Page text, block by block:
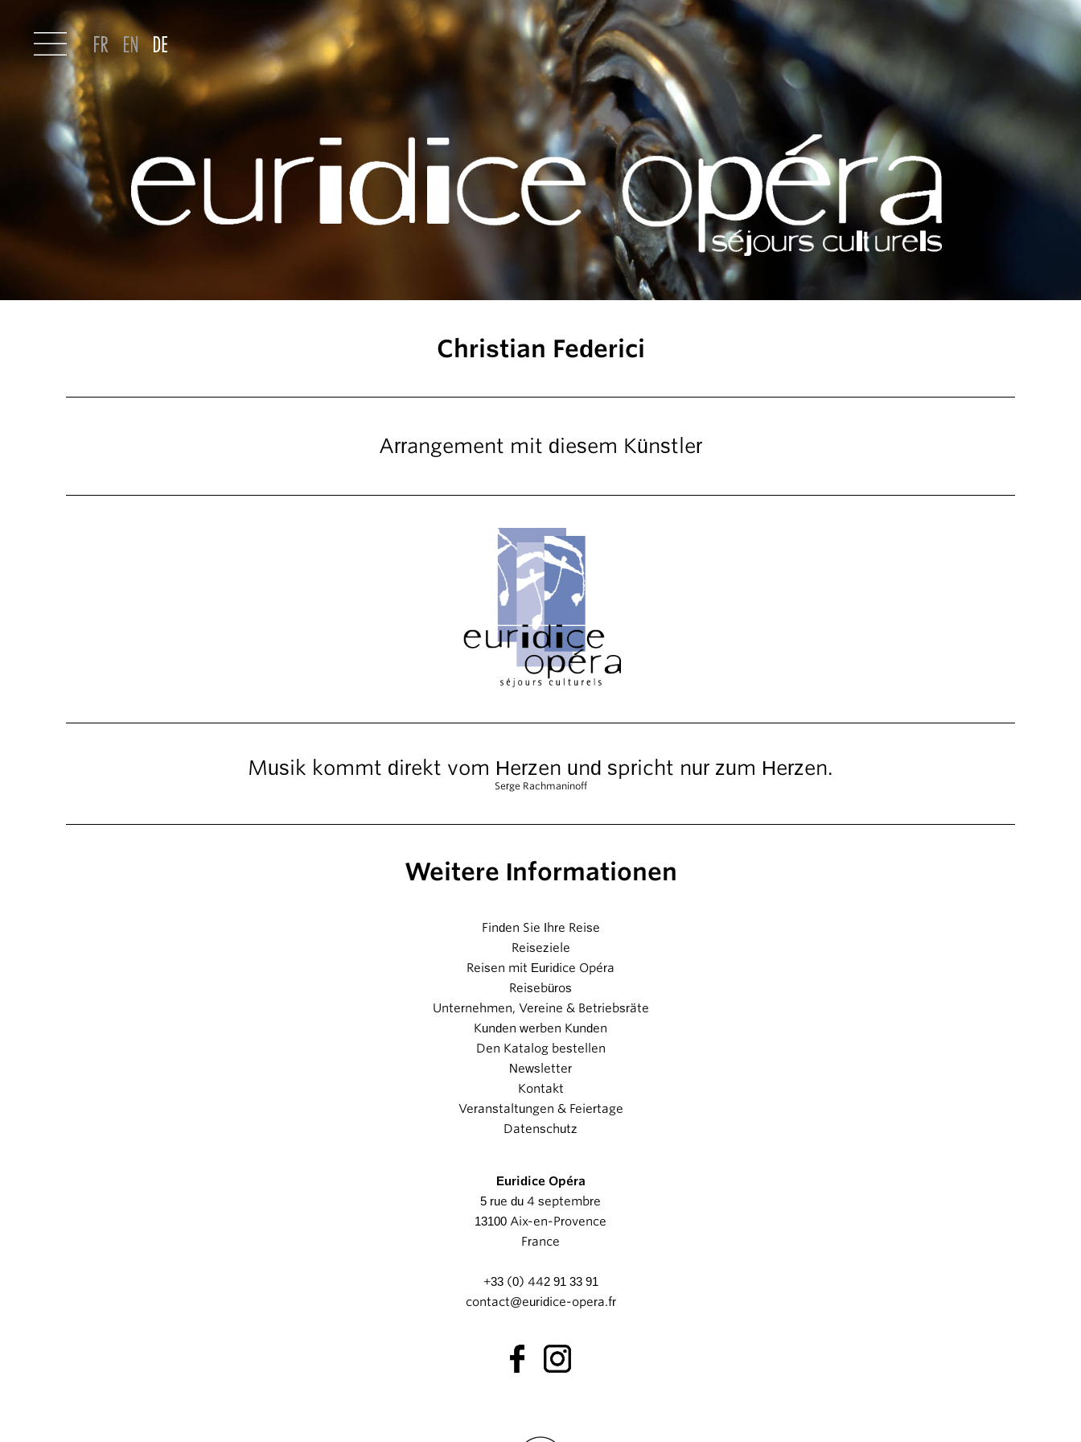
Christian Federici
Arrangement mit diesem Künstler
Musik kommt direkt vom Herzen und spricht nur zum Herzen.
Serge Rachmaninoff
Weitere Informationen
Finden Sie Ihre Reise
Reiseziele
Reisen mit Euridice Opéra
Reisebüros
Unternehmen, Vereine & Betriebsräte
Kunden werben Kunden
Den Katalog bestellen
Newsletter
Kontakt
Veranstaltungen & Feiertage
Datenschutz
Euridice Opéra
5 rue du 4 septembre
13100 Aix-en-Provence
France
+33 (0) 442 91 33 91
contact@euridice-opera.fr